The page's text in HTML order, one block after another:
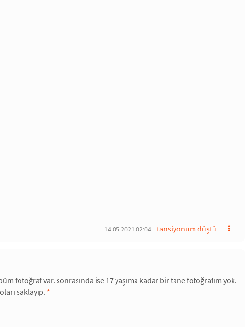
tansiyonum düştü
14.05.2021 02:04
fotoğraf var. sonrasında ise 17 yaşıma kadar bir tane fotoğrafım yok.
saklayıp. *